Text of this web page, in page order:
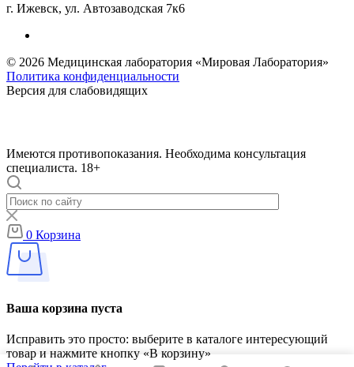
г. Ижевск, ул. Автозаводская 7к6
© 2026 Медицинская лаборатория «Мировая Лаборатория»
Политика конфиденциальности
Версия для слабовидящих
Имеются противопоказания. Необходима консультация
специалиста. 18+
0 Корзина
Ваша корзина пуста
Исправить это просто: выберите в каталоге интересующий
товар и нажмите кнопку «В корзину»